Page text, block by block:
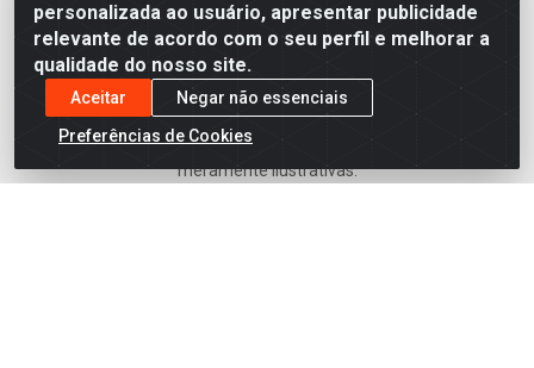
personalizada ao usuário, apresentar publicidade
relevante de acordo com o seu perfil e melhorar a
qualidade do nosso site.
Aceitar
Negar não essenciais
Preferências de Cookies
Preços, promoções, condições de pagamento e frete são
válidos para compras realizadas exclusivamente pelo site.
Caso haja divergência de preço de um produto, será válido o
preço que for exibido no carrinho de compras do site no
momento do pagamento. As vendas estão sujeitas a análise
e disponibilidade do estoque. Imagens de produtos
meramente ilustrativas.